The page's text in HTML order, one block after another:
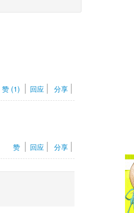
赞 (1) 回应 分享
赞 回应 分享